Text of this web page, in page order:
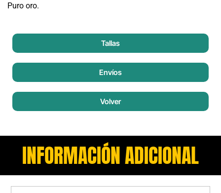
Puro oro.
Tallas
Envíos
Volver
INFORMACIÓN ADICIONAL